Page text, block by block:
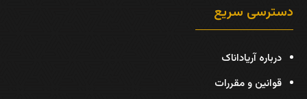
دسترسی سریع
درباره آریاداناک
قوانین و مقررات